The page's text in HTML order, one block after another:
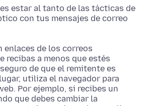
estar al tanto de las tácticas de
con tus mensajes de correo
enlaces de los correos
recibas a menos que estés
de que el remitente es
utiliza el navegador para
Por ejemplo, si recibes un
que debes cambiar la